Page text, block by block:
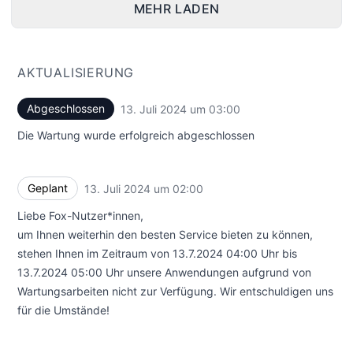
MEHR LADEN
AKTUALISIERUNG
Abgeschlossen 13. Juli 2024 um 03:00
Die Wartung wurde erfolgreich abgeschlossen
Geplant 13. Juli 2024 um 02:00
Liebe Fox-Nutzer*innen,
um Ihnen weiterhin den besten Service bieten zu können,
stehen Ihnen im Zeitraum von 13.7.2024 04:00 Uhr bis
13.7.2024 05:00 Uhr unsere Anwendungen aufgrund von
Wartungsarbeiten nicht zur Verfügung. Wir entschuldigen uns
für die Umstände!